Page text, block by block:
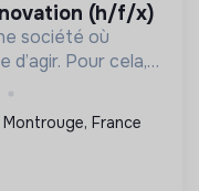
(h/f/x)
société où
Pour cela,
lieux
à tous.
Montrouge, France